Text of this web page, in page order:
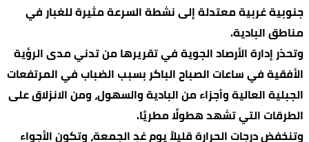
جنوبية غربية معتدلة إلى نشطة السرعة مثيرة للغبار في
مناطق البادية.
وتحذر إدارة الأرصاد الجوية في تقريرها من تدني مدى الرؤية
الأفقية في ساعات الصباح الباكر بسبب الضباب في المرتفعات
الجبلية العالية وأجزاء من البادية والسهول، ومن الانزلاق على
الطرقات التي تشهد هطولًا مطريًا.
وتنخفض درجات الحرارة قليلاً يوم غدٍ الجمعة، وتكون الأجواء